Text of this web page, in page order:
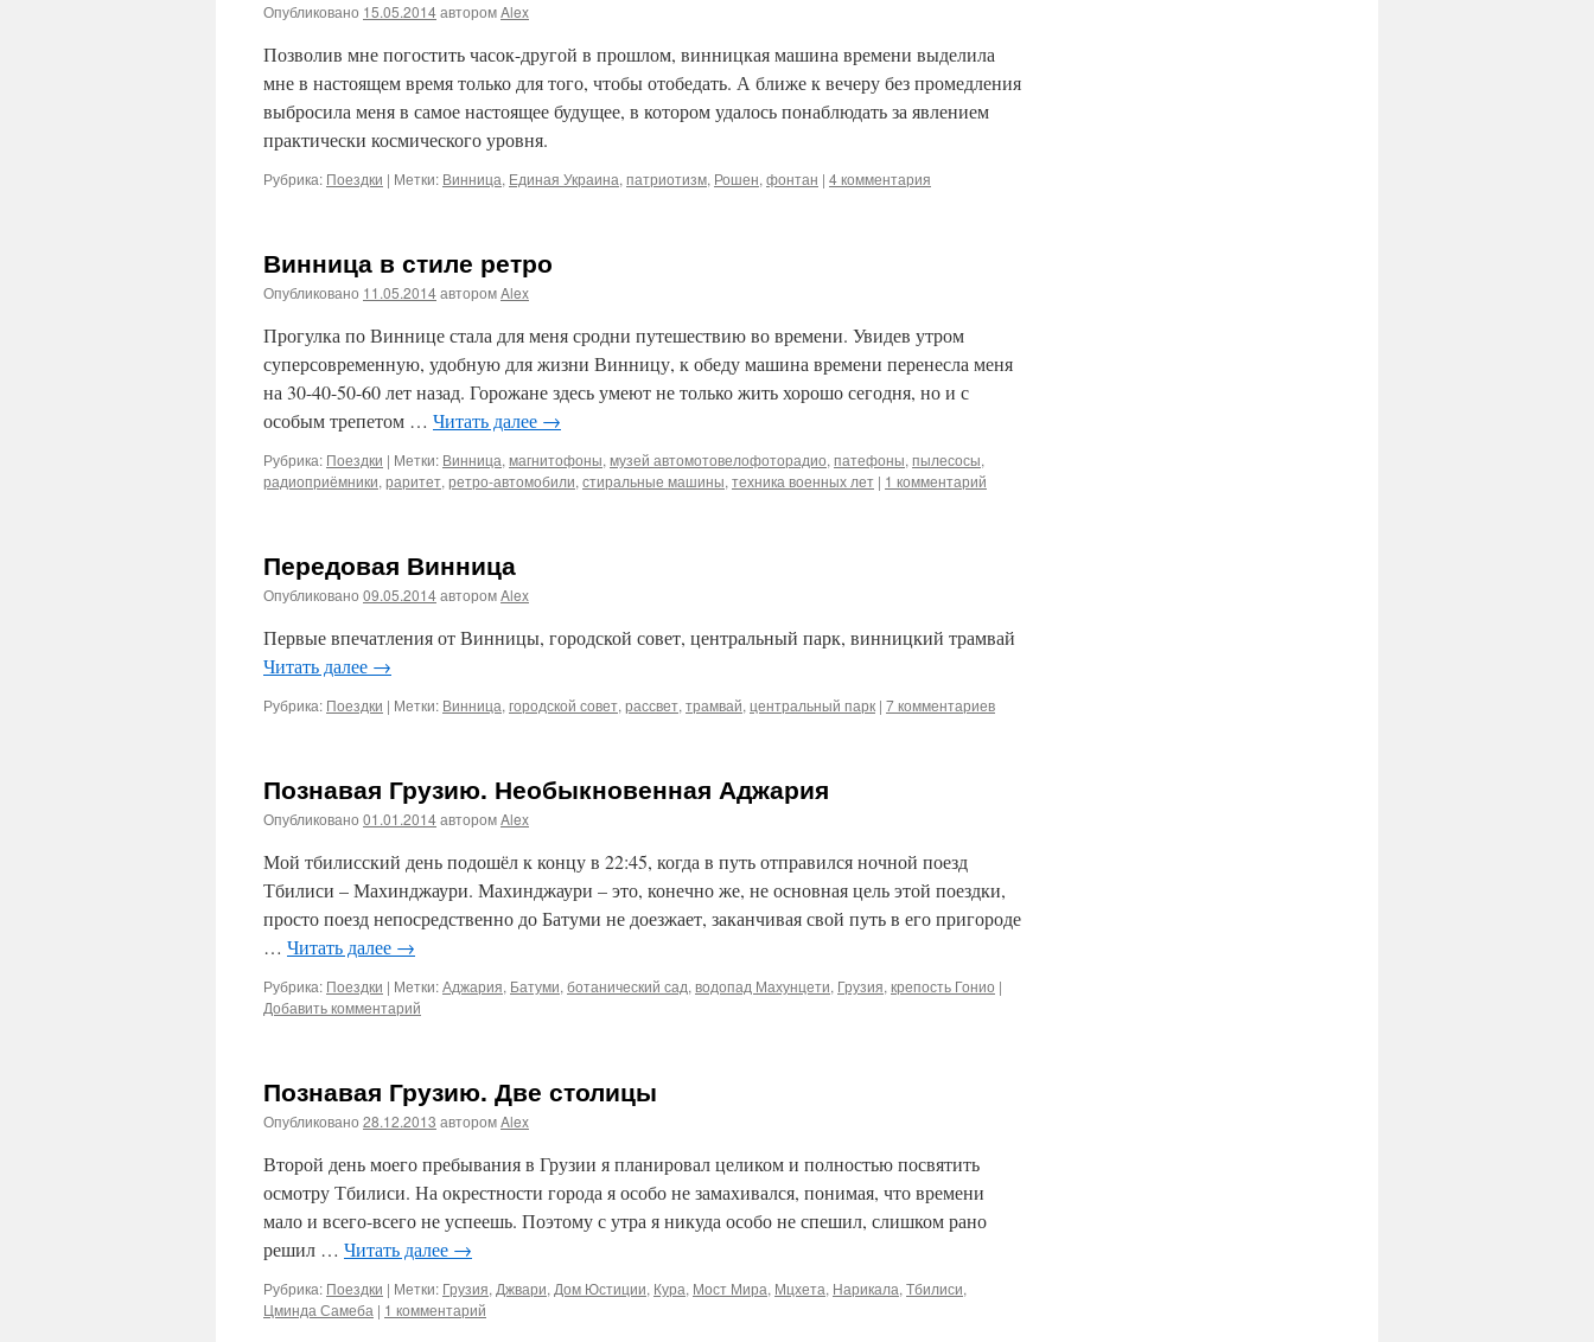
Опубликовано 15.05.2014авторомAlex
Позволив мне погостить часок-другой в прошлом, винницкая машина времени выделила
мне в настоящем время только для того, чтобы отобедать. А ближе к вечеру без промедления
выбросила меня в самое настоящее будущее, в котором удалось понаблюдать за явлением
практически космического уровня.
Рубрика: Поездки | Метки: Винница, Единая Украина, патриотизм, Рошен, фонтан | 4 комментария
Винница в стиле ретро
Опубликовано 11.05.2014авторомAlex
Прогулка по Виннице стала для меня сродни путешествию во времени. Увидев утром
суперсовременную, удобную для жизни Винницу, к обеду машина времени перенесла меня
на 30-40-50-60 лет назад. Горожане здесь умеют не только жить хорошо сегодня, но и с
особым трепетом … Читать далее →
Рубрика: Поездки | Метки: Винница, магнитофоны, музей автомотовелофоторадио, патефоны, пылесосы,
радиоприёмники, раритет, ретро-автомобили, стиральные машины, техника военных лет | 1 комментарий
Передовая Винница
Опубликовано 09.05.2014авторомAlex
Первые впечатления от Винницы, городской совет, центральный парк, винницкий трамвай
Читать далее →
Рубрика: Поездки | Метки: Винница, городской совет, рассвет, трамвай, центральный парк | 7 комментариев
Познавая Грузию. Необыкновенная Аджария
Опубликовано 01.01.2014авторомAlex
Мой тбилисский день подошёл к концу в 22:45, когда в путь отправился ночной поезд
Тбилиси – Махинджаури. Махинджаури – это, конечно же, не основная цель этой поездки,
просто поезд непосредственно до Батуми не доезжает, заканчивая свой путь в его пригороде
… Читать далее →
Рубрика: Поездки | Метки:Аджария, Батуми, ботанический сад, водопад Махунцети, Грузия, крепость Гонио |
Добавить комментарий
Познавая Грузию. Две столицы
Опубликовано 28.12.2013 авторомAlex
Второй день моего пребывания в Грузии я планировал целиком и полностью посвятить
осмотру Тбилиси. На окрестности города я особо не замахивался, понимая, что времени
мало и всего-всего не успеешь. Поэтому с утра я никуда особо не спешил, слишком рано
решил … Читать далее →
Рубрика: Поездки | Метки: Грузия, Джвари, Дом Юстиции, Кура, Мост Мира, Мцхета, Нарикала, Тбилиси,
Цминда Самеба | 1 комментарий